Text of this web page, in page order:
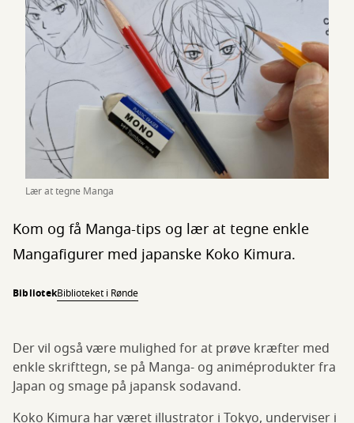
Lær at tegne Manga
Kom og få Manga-tips og lær at tegne enkle
Mangafigurer med japanske Koko Kimura.
BibliotekBiblioteket i Rønde
Der vil også være mulighed for at prøve kræfter med
enkle skrifttegn, se på Manga- og animéprodukter fra
Japan og smage på japansk sodavand.
Koko Kimura har været illustrator i Tokyo, underviser i